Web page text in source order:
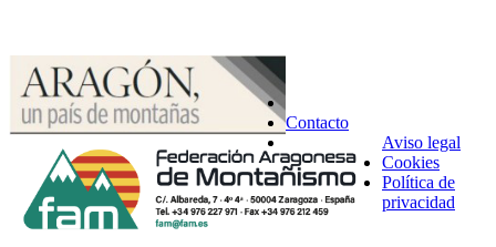
Contacto
Aviso legal
Cookies
Política de
privacidad